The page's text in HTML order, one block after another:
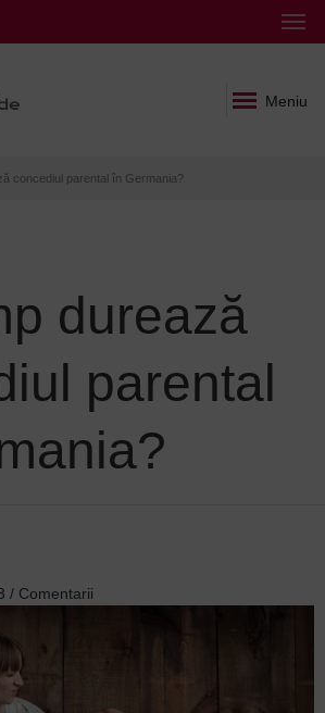
Meniu
concediul parental în Germania?
durează
parental
/ Comentarii